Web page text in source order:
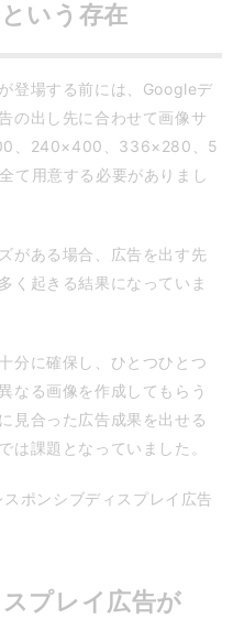
いう存在
登場する前には、Googleデ
の出し先に合わせて画像サ
、240×400、336×280、5
用意する必要がありまし
がある場合、広告を出す先
く起きる結果になっていま
分に確保し、ひとつひとつ
なる画像を作成してもらう
見合った広告成果を出せる
は課題となっていました。
ポンシブディスプレイ広告
プレイ広告が